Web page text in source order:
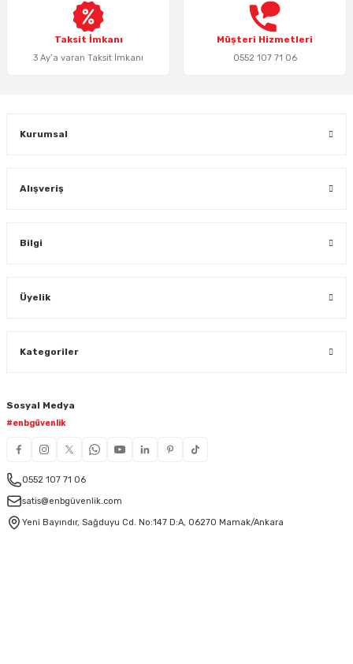
Bu ürüne benzer farklı alternatifler olmalı.
Taksit İmkanı
3 Ay’a varan Taksit İmkanı
Müşteri Hizmetleri
0552 107 71 06
Kurumsal
Alışveriş
Bilgi
Üyelik
Kategoriler
Sosyal Medya
#enbgüvenlik
0552 107 71 06
satis@enbgüvenlik.com
Yeni Bayındır, Sağduyu Cd. No:147 D:A, 06270 Mamak/Ankara